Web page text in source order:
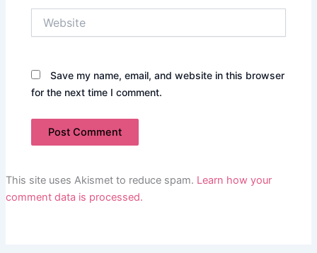
Save my name, email, and website in this browser
for the next time I comment.
This site uses Akismet to reduce spam. Learn how your
comment data is processed.